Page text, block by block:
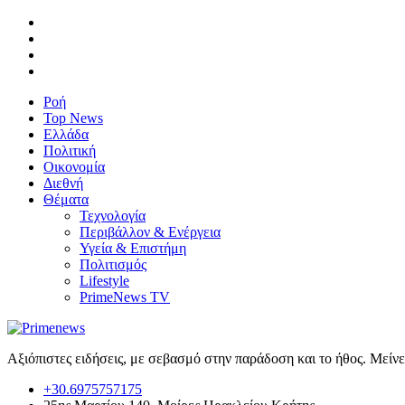
Ροή
Top News
Ελλάδα
Πολιτική
Οικονομία
Διεθνή
Θέματα
Τεχνολογία
Περιβάλλον & Ενέργεια
Υγεία & Επιστήμη
Πολιτισμός
Lifestyle
PrimeNews TV
Αξιόπιστες ειδήσεις, με σεβασμό στην παράδοση και το ήθος.
+30.6975757175